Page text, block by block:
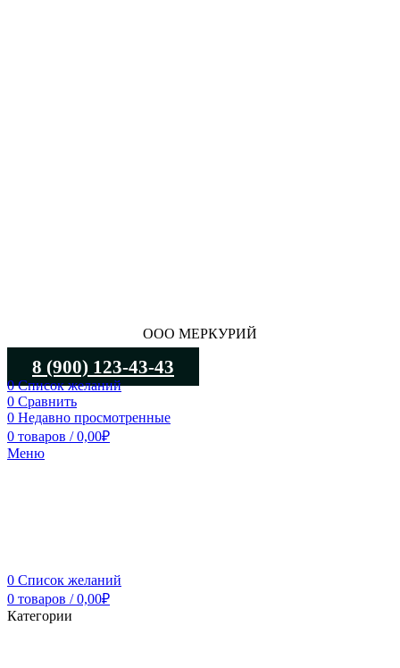
ООО МЕРКУРИЙ
8 (900) 123-43-43
0Список желаний
0 Сравнить
0 Недавно просмотренные
0 товаров / 0,00₽
Меню
0 Список желаний
0 товаров / 0,00₽
Категории